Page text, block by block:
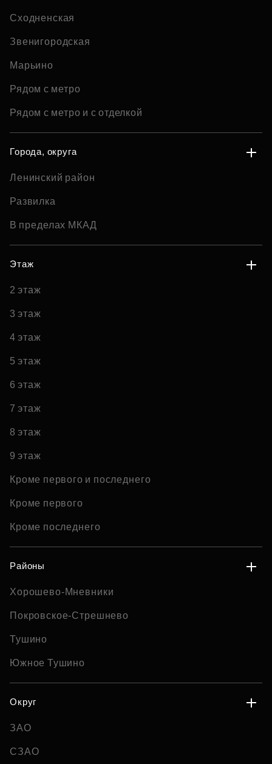
Сходненская
Звенигородская
Марьино
Рядом с метро
Рядом с метро и с отделкой
Города, округа
Ленинский район
Развилка
В пределах МКАД
Этаж
2 этаж
3 этаж
4 этаж
5 этаж
6 этаж
7 этаж
8 этаж
9 этаж
Кроме первого и последнего
Кроме первого
Кроме последнего
Районы
Хорошево-Мневники
Покровское-Стрешнево
Тушино
Южное Тушино
Округ
ЗАО
СЗАО